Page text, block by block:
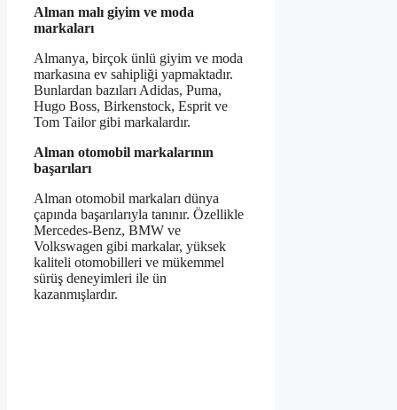
Alman malı giyim ve moda
markaları
Almanya, birçok ünlü giyim ve moda
markasına ev sahipliği yapmaktadır.
Bunlardan bazıları Adidas, Puma,
Hugo Boss, Birkenstock, Esprit ve
Tom Tailor gibi markalardır.
Alman otomobil markalarının
başarıları
Alman otomobil markaları dünya
çapında başarılarıyla tanınır. Özellikle
Mercedes-Benz, BMW ve
Volkswagen gibi markalar, yüksek
kaliteli otomobilleri ve mükemmel
sürüş deneyimleri ile ün
kazanmışlardır.